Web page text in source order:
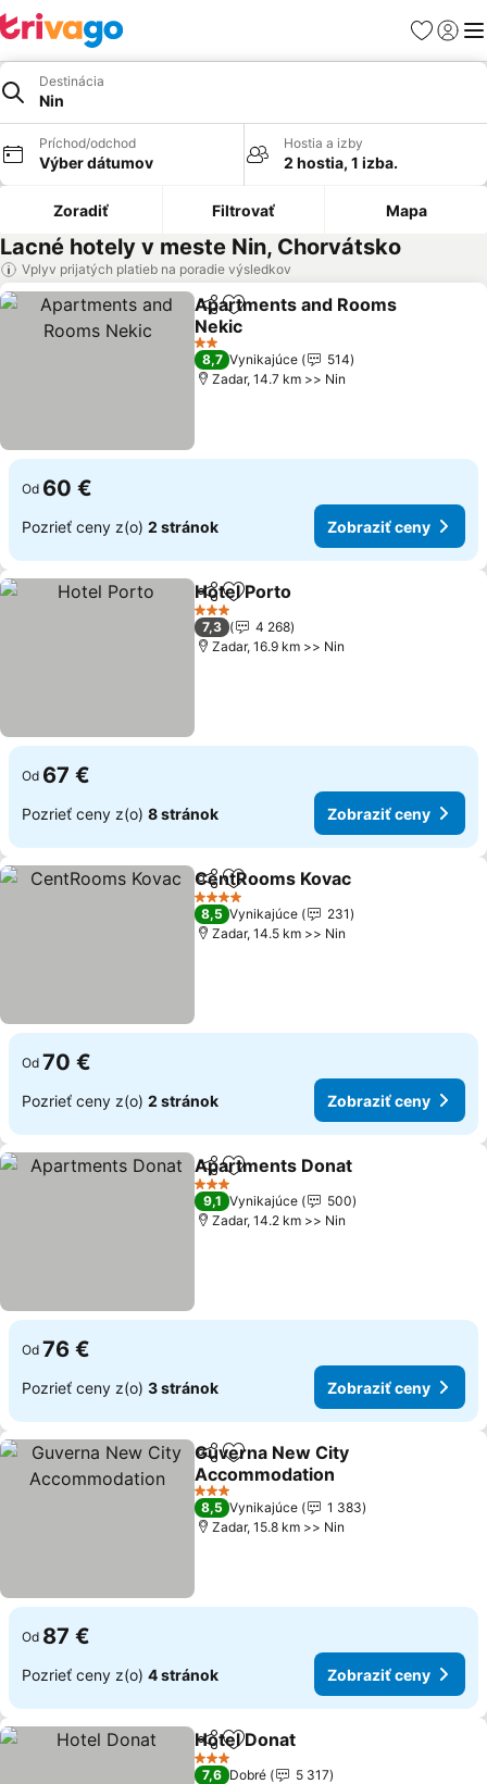
Obľúbené
Destinácia
Nin
Príchod/odchod
Výber dátumov
Hostia a izby
2 hostia, 1 izba.
Zoradiť Filtrovať Mapa
Lacné hotely v meste Nin, Chorvátsko
Vplyv prijatých platieb na poradie výsledkov
ZdieľaťPridať do obľúbených
Apartments and Rooms
Nekic
2 Počet hviezdičiek
8,7 Vynikajúce
514
Zadar, 14.7 km >> Nin
Od 60 €
Pozrieť ceny z(o) 2 stránok Zobraziť ceny
ZdieľaťPridať do obľúbených
Hotel Porto
3 Počet hviezdičiek
7,3
4 268
Zadar, 16.9 km >> Nin
Od 67 €
Pozrieť ceny z(o) 8 stránok Zobraziť ceny
ZdieľaťPridať do obľúbených
CentRooms Kovac
4 Počet hviezdičiek
8,5 Vynikajúce
231
Zadar, 14.5 km >> Nin
Od 70 €
Pozrieť ceny z(o) 2 stránok Zobraziť ceny
ZdieľaťPridať do obľúbených
Apartments Donat
3 Počet hviezdičiek
9,1 Vynikajúce
500
Zadar, 14.2 km >> Nin
Od 76 €
Pozrieť ceny z(o) 3 stránok Zobraziť ceny
ZdieľaťPridať do obľúbených
Guverna New City
Accommodation
3 Počet hviezdičiek
8,5 Vynikajúce
1 383
Zadar, 15.8 km >> Nin
Od 87 €
Pozrieť ceny z(o) 4 stránok Zobraziť ceny
ZdieľaťPridať do obľúbených
Hotel Donat
3 Počet hviezdičiek
7,6 Dobré
5 317